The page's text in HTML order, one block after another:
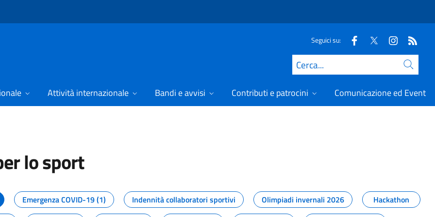
Seguici su:
Cerca
Attività internazionale Bandi e avvisi Contributi e patrocini Comunicazione ed Eventi
lo sport
dal Dipartimento per lo sport
Emergenza COVID-19 (1) Indennità collaboratori sportivi Olimpiadi invernali 2026
Hackathon